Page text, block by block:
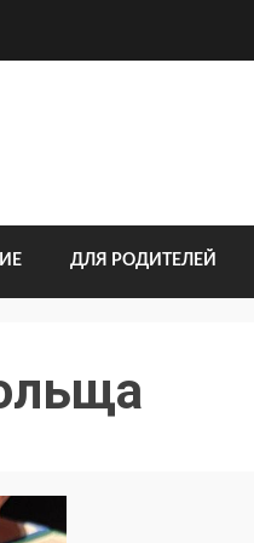
ДЛЯ РОДИТЕЛЕЙ